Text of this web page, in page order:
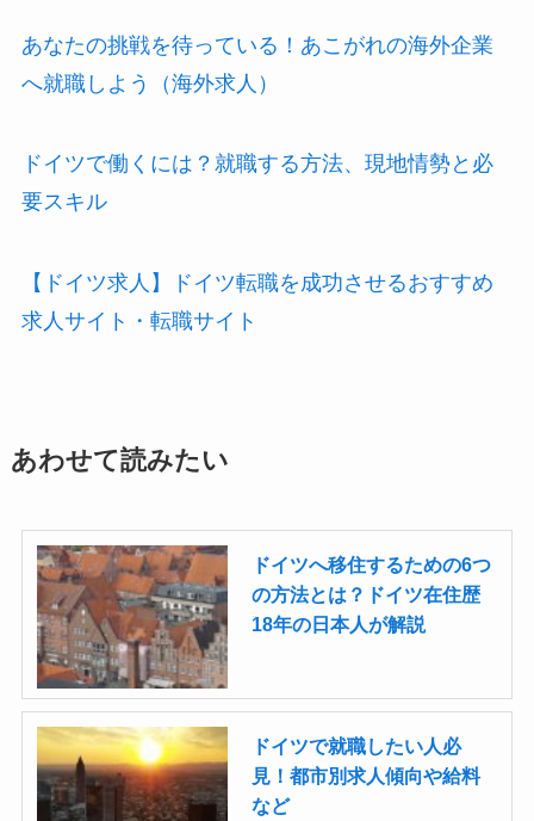
あなたの挑戦を待っている！あこがれの海外企業
へ就職しよう（海外求人）
ドイツで働くには？就職する方法、現地情勢と必
要スキル
【ドイツ求人】ドイツ転職を成功させるおすすめ
求人サイト・転職サイト
あわせて読みたい
ドイツへ移住するための6つ
の方法とは？ドイツ在住歴
18年の日本人が解説
ドイツで就職したい人必
見！都市別求人傾向や給料
など